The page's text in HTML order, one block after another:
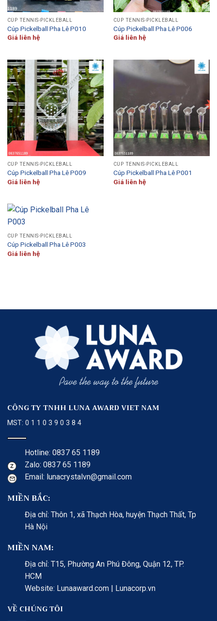
CÚP TENNIS-PICKLEBALL
Cúp Pickelball Pha Lê P010
Giá liên hệ
CÚP TENNIS-PICKLEBALL
Cúp Pickelball Pha Lê P006
Giá liên hệ
CÚP TENNIS-PICKLEBALL
Cúp Pickelball Pha Lê P009
Giá liên hệ
CÚP TENNIS-PICKLEBALL
Cúp Pickelball Pha Lê P001
Giá liên hệ
CÚP TENNIS-PICKLEBALL
Cúp Pickelball Pha Lê P003
Giá liên hệ
CÔNG TY TNHH LUNA AWARD VIET NAM
MST: 0 1 1 0 3 9 0 3 8 4
Hotline: 0837 65 1189
Zalo: 0837 65 1189
Email: lunacrystalvn@gmail.com
MIỀN BẮC:
Địa chỉ: Thôn 1, xã Thạch Hòa, huyện Thạch Thất, Tp
Hà Nội
MIỀN NAM:
Địa chỉ: T15, Phường An Phú Đông, Quận 12, TP.
HCM
Website: Lunaaward.com | Lunacorp.vn
VỀ CHÚNG TÔI